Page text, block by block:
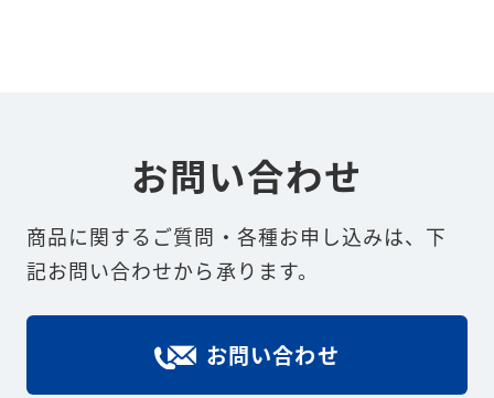
お問い合わせ
商品に関するご質問・各種お申し込みは、下
記お問い合わせから承ります。
お問い合わせ